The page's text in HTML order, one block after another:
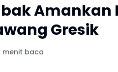
Amankan
Gresik
menit baca